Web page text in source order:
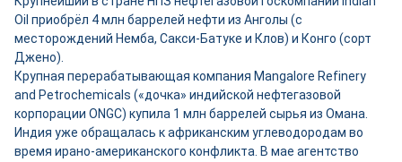
Oil приобрёл 4 млн баррелей нефти из Анголы (с
месторождений Немба, Сакси-Батуке и Клов) и Конго (сорт
Джено).
Крупная перерабатывающая компания Mangalore Refinery
and Petrochemicals («дочка» индийской нефтегазовой
корпорации ONGC) купила 1 млн баррелей сырья из Омана.
Индия уже обращалась к африканским углеводородам во
время ирано-американского конфликта. В мае агентство